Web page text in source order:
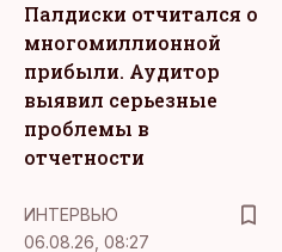
Палдиски отчитался о
многомиллионной
прибыли. Аудитор
выявил серьезные
проблемы в
отчетности
ИНТЕРВЬЮ
06.08.26, 08:27